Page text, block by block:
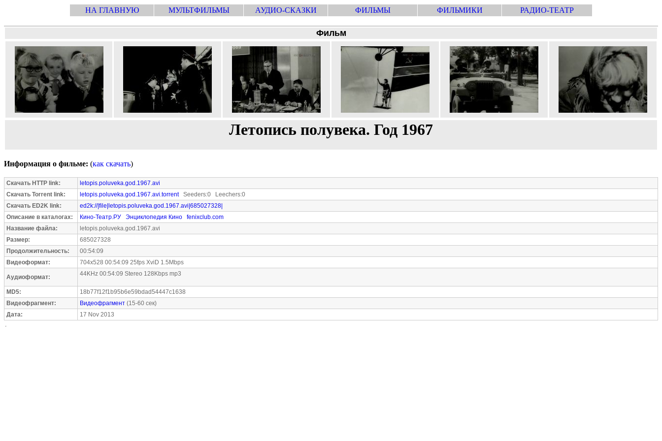
НА ГЛАВНУЮ МУЛЬТФИЛЬМЫ АУДИО-СКАЗКИ ФИЛЬМЫ ФИЛЬМИКИ РАДИО-ТЕАТР
Фильм
Летопись полувека. Год 1967
Информация о фильме: (как скачать)
Скачать HTTP link:
letopis.poluveka.god.1967.avi
Скачать Torrent link:
letopis.poluveka.god.1967.avi.torrentSeeders:0 Leechers:0
Скачать ED2K link:
ed2k://|file|letopis.poluveka.god.1967.avi|685027328|
Описание в каталогах:
Кино-Театр.РУ Энциклопедия Кино
fenixclub.com
Название файла:
letopis.poluveka.god.1967.avi
Размер:
685027328
Продолжительность:
00:54:09
Видеоформат:
704x528 00:54:09 25fps XviD 1.5Mbps
Аудиоформат: 44KHz 00:54:09 Stereo 128Kbps mp3
MD5:
18b77f12f1b95b6e59bdad54447c1638
Видеофрагмент:
Видеофрагмент (15-60 сек)
Дата:
17 Nov 2013